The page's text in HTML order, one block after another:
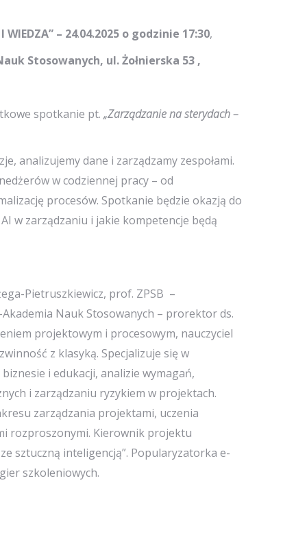
– 24.04.2025o godzinie 17:30,
Stosowanych, ul. Żołnierska 53 ,
spotkanie pt. „Zarządzanie na sterydach –
analizujemy dane i zarządzamy zespołami.
w codziennej pracy – od
procesów. Spotkanie będzie okazją do
w zarządzaniu i jakie kompetencje będą
Pietruszkiewicz, prof. ZPSB –
Nauk Stosowanych – prorektor ds.
projektowym i procesowym, nauczyciel
z klasyką. Specjalizuje się w
i edukacji, analizie wymagań,
i zarządzaniu ryzykiem w projektach.
zarządzania projektami, uczenia
rozproszonymi. Kierownik projektu
sztuczną inteligencją”. Popularyzatorka e-
szkoleniowych.